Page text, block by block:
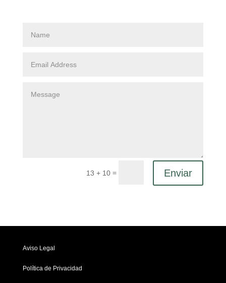
13 + 10 = Enviar
Aviso Legal
Política de Privacidad